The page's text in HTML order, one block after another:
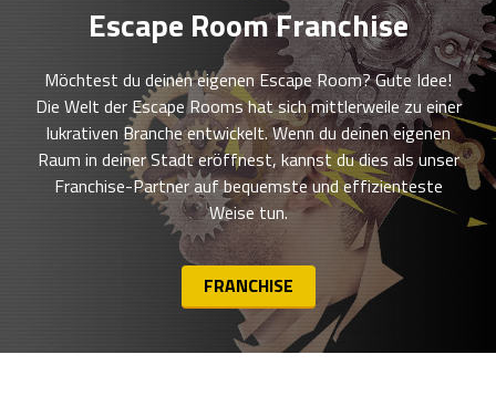
Escape Room Franchise
Möchtest du deinen eigenen Escape Room? Gute Idee!
Die Welt der Escape Rooms hat sich mittlerweile zu einer
lukrativen Branche entwickelt. Wenn du deinen eigenen
Raum in deiner Stadt eröffnest, kannst du dies als unser
Franchise-Partner auf bequemste und effizienteste
Weise tun.
FRANCHISE